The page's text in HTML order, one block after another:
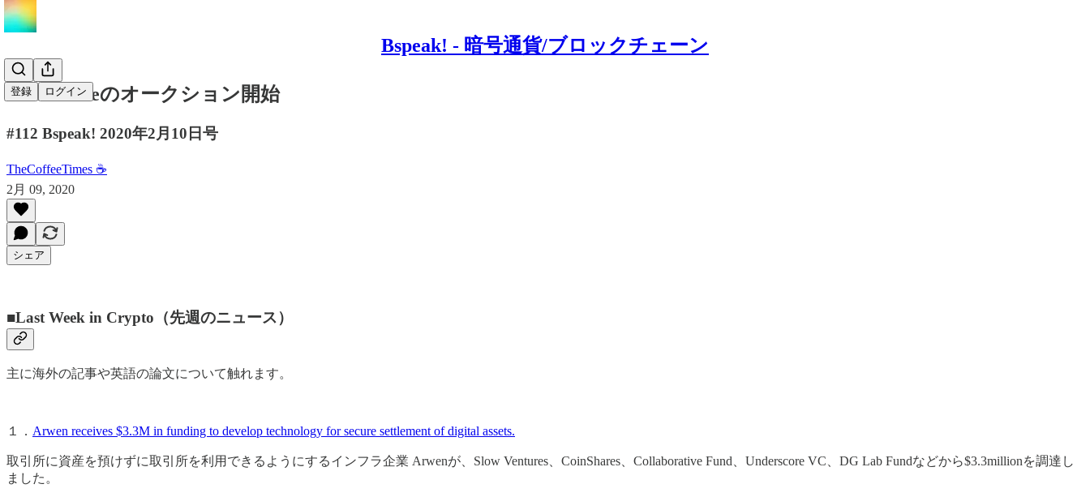
Bspeak! - 暗号通貨/ブロックチェーン
登録 ログイン
Handshakeのオークション開始
#112 Bspeak! 2020年2月10日号
TheCoffeeTimes ☕
2月 09, 2020
シェア
■Last Week in Crypto（先週のニュース）
主に海外の記事や英語の論文について触れます。
１． Arwen receives $3.3M in funding to develop technology for secure settlement of digital assets.
取引所に資産を預けずに取引所を利用できるようにするインフラ企業 Arwenが、Slow Ventures、CoinShares、Collaborative Fund、Underscore VC、DG Lab Fundなどから$3.3millionを調達し
ました。